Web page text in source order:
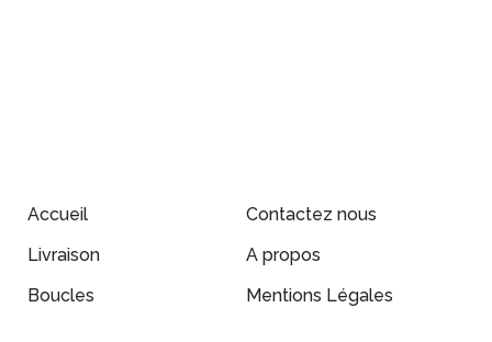
Accueil
Contactez nous
Livraison
A propos
Boucles
Mentions Légales